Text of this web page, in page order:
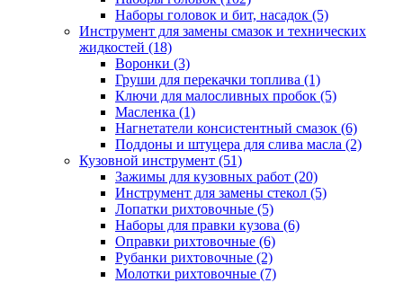
Наборы головок и бит, насадок (5)
Инструмент для замены смазок и технических
жидкостей (18)
Воронки (3)
Груши для перекачки топлива (1)
Ключи для малосливных пробок (5)
Масленка (1)
Нагнетатели консистентный смазок (6)
Поддоны и штуцера для слива масла (2)
Кузовной инструмент (51)
Зажимы для кузовных работ (20)
Инструмент для замены стекол (5)
Лопатки рихтовочные (5)
Наборы для правки кузова (6)
Оправки рихтовочные (6)
Рубанки рихтовочные (2)
Молотки рихтовочные (7)